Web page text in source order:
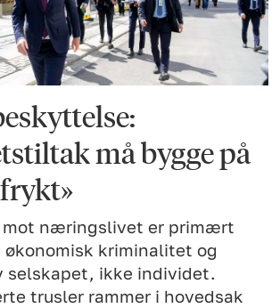
må bygge på
mot næringslivet er primært
økonomisk kriminalitet og
selskapet, ikke individet.
trusler rammer i hovedsak